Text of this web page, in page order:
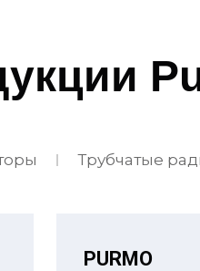
Трубчатые
PURMO